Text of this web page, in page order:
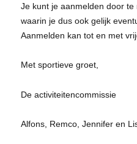
Je kunt je aanmelden door te
waarin je dus ook gelijk
Aanmelden kan tot en met
Met sportieve groet,
De activiteitencommissie
Alfons, Remco, Jennifer en